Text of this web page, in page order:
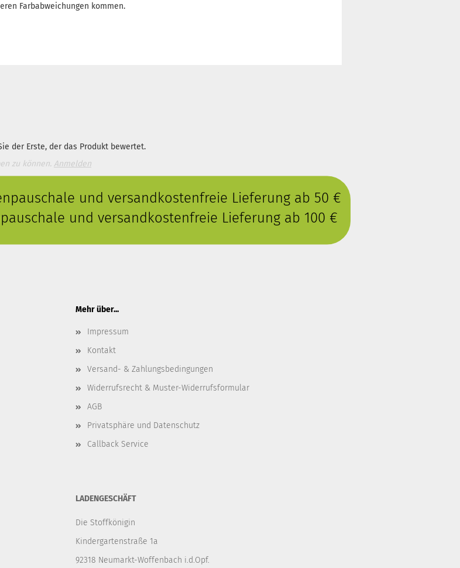
Farbabweichungen kommen.
der Erste, der das Produkt bewertet.
zu können. Anmelden
und versandkostenfreie Lieferung ab 50 €
und versandkostenfreie Lieferung ab 100 €
Mehr über...
Impressum
Kontakt
Versand- & Zahlungsbedingungen
Widerrufsrecht & Muster-Widerrufsformular
AGB
Privatsphäre und Datenschutz
Callback Service
LADENGESCHÄFT
Die Stoffkönigin
Kindergartenstraße 1a
92318 Neumarkt-Woffenbach i.d.Opf.